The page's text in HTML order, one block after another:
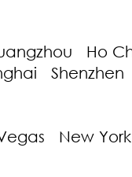
Ho
New